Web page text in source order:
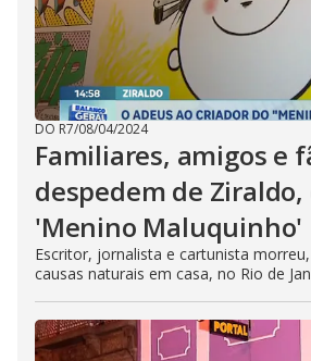
DO R7/08/04/2024
Familiares, amigos e
despedem de
'Menino Maluquinho'
Escritor, jornalista e cartunista
causas naturais em casa, no Rio de